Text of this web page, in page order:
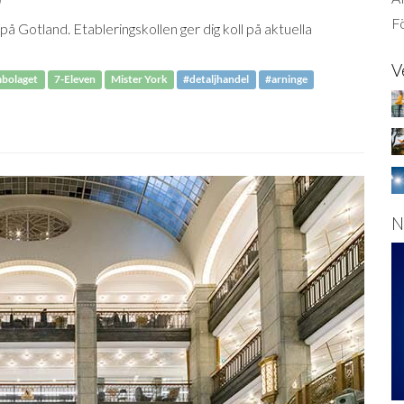
Gotland. Etableringskollen ger dig koll på aktuella
7-Eleven Mister York #detaljhandel #arninge